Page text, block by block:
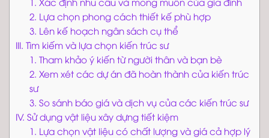
2. Lựa chọn phong cách thiết kế phù hợp
3. Lên kế hoạch ngân sách cụ thể
III. Tìm kiếm và lựa chọn kiến trúc sư
1. Tham khảo ý kiến từ người thân và bạn bè
2. Xem xét các dự án đã hoàn thành của kiến trúc
sư
3. So sánh báo giá và dịch vụ của các kiến trúc sư
IV. Sử dụng vật liệu xây dựng tiết kiệm
1. Lựa chọn vật liệu có chất lượng và giá cả hợp lý